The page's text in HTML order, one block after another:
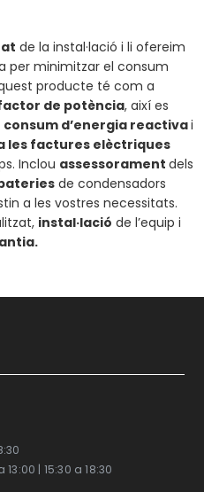
de la instal·lació i li ofereim
per minimitzar el consum
producte té com a
de potència, així es
consum d’energia reactivai
les factures elèctriques
Inclou assessorament dels
de condensadors
a les vostres necessitats.
instal·lació de l’equip i
| 15:30 a 18:30